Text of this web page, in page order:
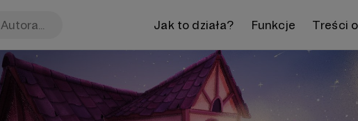
Jak to działa? Funkcje Treści